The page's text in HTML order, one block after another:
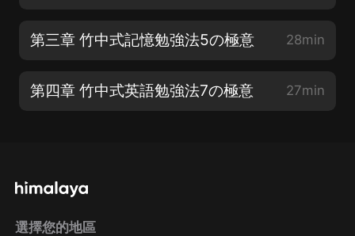
第三章 竹中式記憶勉強法5の極意 28min
第四章 竹中式英語勉強法7の極意 27min
選擇您的地區